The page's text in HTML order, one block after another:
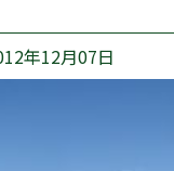
年12月07日